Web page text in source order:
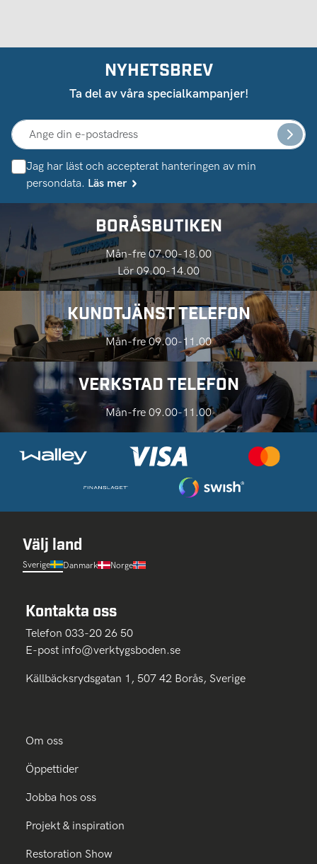
NYHETSBREV
Ta del av våra specialkampanjer!
Jag har läst och accepterat hanteringen av min
persondata. Läs mer
BORÅSBUTIKEN
Mån-fre 07.00-18.00
Lör 09.00-14.00
KUNDTJÄNST TELEFON
Mån-fre 09.00-11.00
VERKSTAD TELEFON
Mån-fre 09.00-11.00
Välj land
Sverige Danmark Norge
Kontakta oss
Telefon 033-20 26 50
E-post info@verktygsboden.se
Källbäcksrydsgatan 1, 507 42 Borås, Sverige
Om oss
Öppettider
Jobba hos oss
Projekt & inspiration
Restoration Show